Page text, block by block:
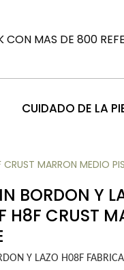
MAS DE 800
CUIDADO DE LA
MARRON MEDIO
BORDON Y
H8F CRUST
Y LAZO H08F